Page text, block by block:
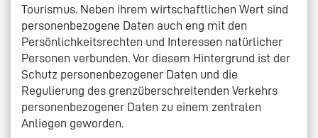
Tourismus. Neben ihrem wirtschaftlichen Wert sind
personenbezogene Daten auch eng mit den
Persönlichkeitsrechten und Interessen natürlicher
Personen verbunden. Vor diesem Hintergrund ist der
Schutz personenbezogener Daten und die
Regulierung des grenzüberschreitenden Verkehrs
personenbezogener Daten zu einem zentralen
Anliegen geworden.